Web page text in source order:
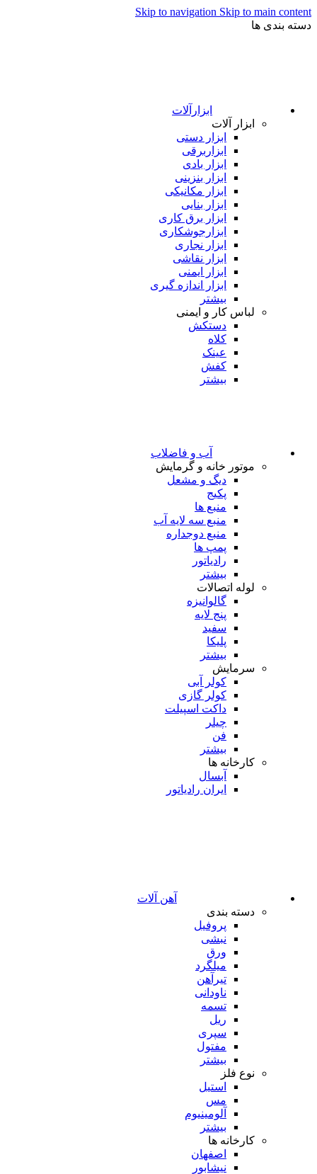
Skip to navigation Skip to main content
دسته بندی ها
ابزارآلات
ابزار آلات
ابزار دستی
ابزاربرقی
ابزار بادی
ابزار بنزینی
ابزار مکانیکی
ابزار بنایی
ابزار برق کاری
ابزارجوشکاری
ابزار نجاری
ابزار نقاشی
ابزار ایمنی
ابزار اندازه گیری
بیشتر
لباس کار و ایمنی
دستکش
کلاه
عینک
کفش
بیشتر
آب و فاضلاب
موتور خانه و گرمایش
دیگ و مشعل
پکیج
منبع ها
منبع سه لایه آب
منبع دوجداره
پمپ ها
رادیاتور
بیشتر
لوله اتصالات
گالوانیزه
پنج لایه
سفید
پلیکا
بیشتر
سرمایش
کولر آبی
کولر گازی
داکت اسپیلت
چیلر
فن
بیشتر
کارخانه ها
آبسال
ایران رادیاتور
آهن آلات
دسته بندی
پروفیل
نبشی
ورق
میلگرد
تیرآهن
ناودانی
تسمه
ریل
سپری
مفتول
بیشتر
نوع فلز
استیل
مس
آلومینیوم
بیشتر
کارخانه ها
اصفهان
نیشابور